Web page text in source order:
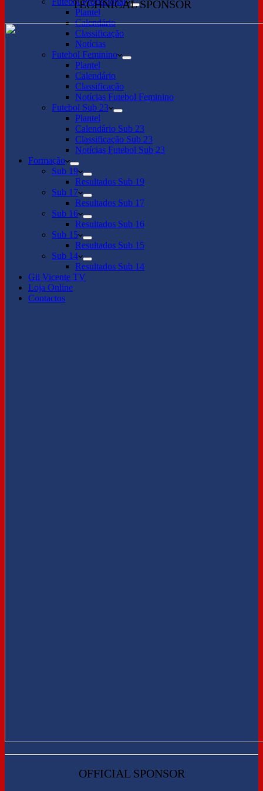
Plantel
Calendário
Classificação
Notícias
Futebol Feminino
Plantel
Calendário
Classificação
Notícias Futebol Feminino
Futebol Sub 23
Plantel
Calendário Sub 23
Classificação Sub 23
Notícias Futebol Sub 23
Formação
Sub 19
Resultados Sub 19
Sub 17
Resultados Sub 17
Sub 16
Resultados Sub 16
Sub 15
Resultados Sub 15
Sub 14
Resultados Sub 14
Gil Vicente TV
Loja Online
Contactos
TECHNICAL SPONSOR
OFFICIAL SPONSOR